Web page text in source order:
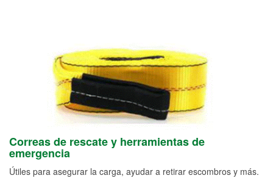
Correas de rescate y herramientas de
emergencia
Útiles para asegurar la carga, ayudar a retirar escombros y más.